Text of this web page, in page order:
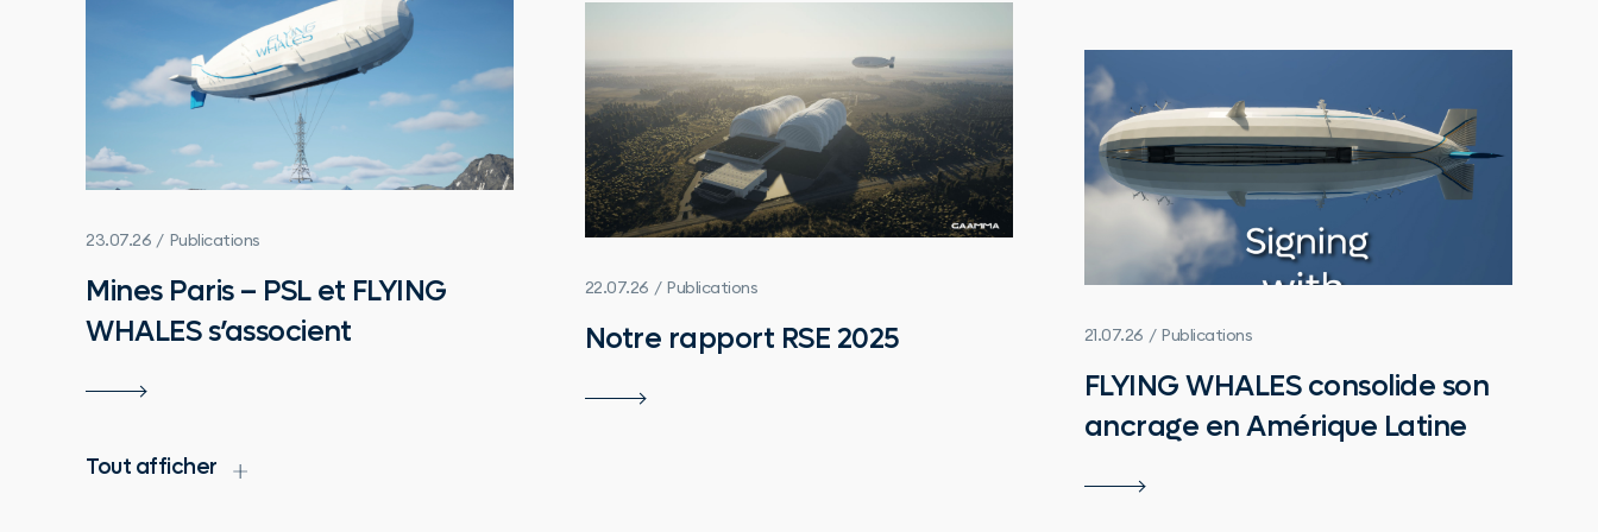
23.07.26 / Publications
Mines Paris – PSL et FLYING
WHALES s’associent
22.07.26 / Publications
Notre rapport RSE 2025 21.07.26 / Publications
FLYING WHALES consolide son
ancrage en Amérique Latine
Tout afficher